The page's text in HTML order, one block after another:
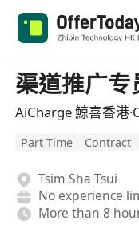
渠道推广专
AiCharge 鯨喜香港
Part Time Contract
Tsim Sha Tsui
No experience